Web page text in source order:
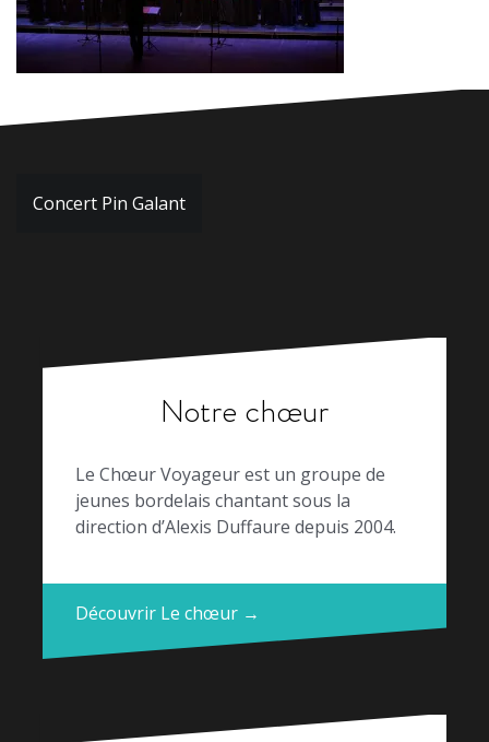
Navigation
Concert Pin Galant
Notre chœur
Le Chœur Voyageur est un groupe de
jeunes bordelais chantant sous la
direction d’Alexis Duffaure depuis 2004.
Découvrir Le chœur →